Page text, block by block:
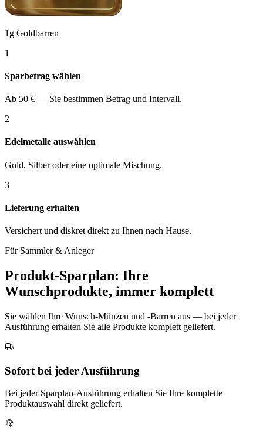
1g Goldbarren
1
Sparbetrag wählen
Ab 50 € — Sie bestimmen Betrag und Intervall.
2
Edelmetalle auswählen
Gold, Silber oder eine optimale Mischung.
3
Lieferung erhalten
Versichert und diskret direkt zu Ihnen nach Hause.
Für Sammler & Anleger
Produkt-Sparplan: Ihre
Wunschprodukte, immer komplett
Sie wählen Ihre Wunsch-Münzen und -Barren aus — bei jeder
Ausführung erhalten Sie alle Produkte komplett geliefert.
Sofort bei jeder Ausführung
Bei jeder Sparplan-Ausführung erhalten Sie Ihre komplette
Produktauswahl direkt geliefert.